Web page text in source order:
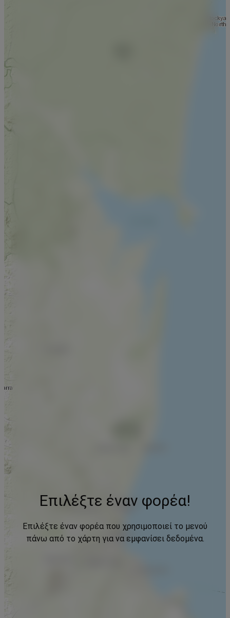
Επιλέξτε έναν φορέα!
Επιλέξτε έναν φορέα που χρησιμοποιεί το μενού
πάνω από το χάρτη για να εμφανίσει δεδομένα.